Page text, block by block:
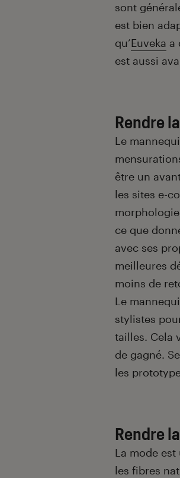
sont
est bien
qu’Euveka a
est aussi
Rendre
Le
être un
les sites e-
ce que
avec ses
meilleures
moins de
Le
stylistes
tailles. Cela
de gagné.
les
Rendre
La mode
les fibres